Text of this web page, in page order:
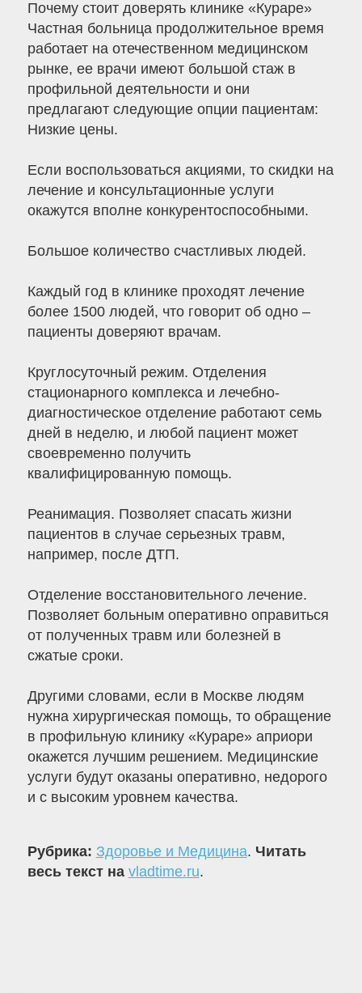
Почему стоит доверять клинике «Кураре»
Частная больница продолжительное время
работает на отечественном медицинском
рынке, ее врачи имеют большой стаж в
профильной деятельности и они
предлагают следующие опции пациентам:
Низкие цены.
Если воспользоваться акциями, то скидки на
лечение и консультационные услуги
окажутся вполне конкурентоспособными.
Большое количество счастливых людей.
Каждый год в клинике проходят лечение
более 1500 людей, что говорит об одно –
пациенты доверяют врачам.
Круглосуточный режим. Отделения
стационарного комплекса и лечебно-
диагностическое отделение работают семь
дней в неделю, и любой пациент может
своевременно получить
квалифицированную помощь.
Реанимация. Позволяет спасать жизни
пациентов в случае серьезных травм,
например, после ДТП.
Отделение восстановительного лечение.
Позволяет больным оперативно оправиться
от полученных травм или болезней в
сжатые сроки.
Другими словами, если в Москве людям
нужна хирургическая помощь, то обращение
в профильную клинику «Кураре» априори
окажется лучшим решением. Медицинские
услуги будут оказаны оперативно, недорого
и с высоким уровнем качества.
Рубрика: Здоровье и Медицина. Читать
весь текст на vladtime.ru.